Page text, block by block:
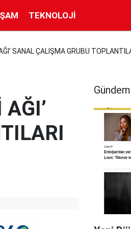
TEKNOLOJI
SANAL ÇALIŞMA GRUBU
Gündem